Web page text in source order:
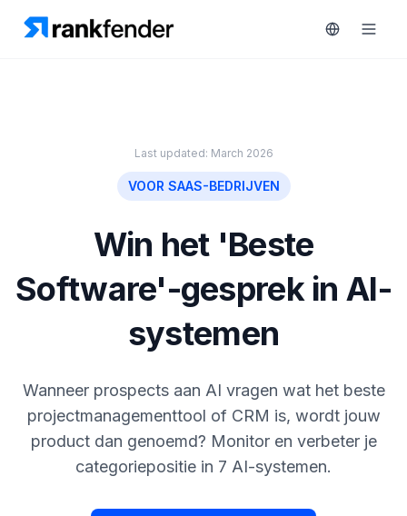
Concurrentietracking
Zoekwoordintelligentie
Engine
Assistant
Integraties
Gratis
tools
Demo
boeken
Last updated: March 2026
VOOR SAAS-BEDRIJVEN
Win het 'Beste
Software'-gesprek in AI-
systemen
Wanneer prospects aan AI vragen wat het beste
projectmanagementtool of CRM is, wordt jouw
product dan genoemd? Monitor en verbeter je
categoriepositie in 7 AI-systemen.